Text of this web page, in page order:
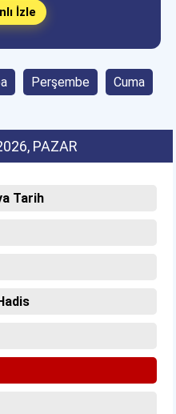
İzle
Perşembe
Cuma
, PAZAR
Tarih